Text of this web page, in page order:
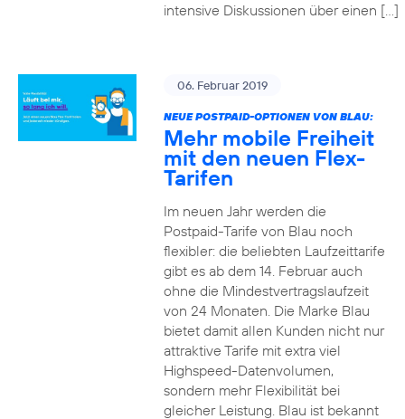
intensive Diskussionen über einen […]
06. Februar 2019
NEUE POSTPAID-OPTIONEN VON BLAU:
Mehr mobile Freiheit
mit den neuen Flex-
Tarifen
Im neuen Jahr werden die
Postpaid-Tarife von Blau noch
flexibler: die beliebten Laufzeittarife
gibt es ab dem 14. Februar auch
ohne die Mindestvertragslaufzeit
von 24 Monaten. Die Marke Blau
bietet damit allen Kunden nicht nur
attraktive Tarife mit extra viel
Highspeed-Datenvolumen,
sondern mehr Flexibilität bei
gleicher Leistung. Blau ist bekannt